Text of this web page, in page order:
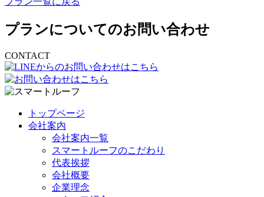
プランについてのお問い合わせ
CONTACT
トップページ
会社案内
会社案内一覧
スマートルーフのこだわり
代表挨拶
会社概要
企業理念